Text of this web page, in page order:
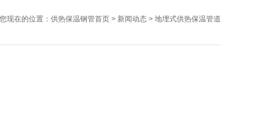
您现在的位置： 供热保温钢管首页 > 新闻动态 > 地埋式供热保温管道